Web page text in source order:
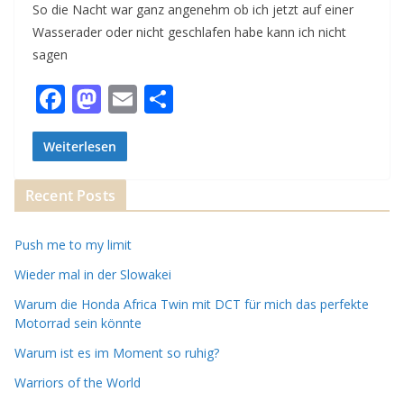
So die Nacht war ganz angenehm ob ich jetzt auf einer
Wasserader oder nicht geschlafen habe kann ich nicht
sagen
F
ac
e
b
o
o
k
M
as
to
d
o
n
E
Weiterlesen
Recent Posts
Push me to my limit
Wieder mal in der Slowakei
Warum die Honda Africa Twin mit DCT für mich das perfekte
Motorrad sein könnte
Warum ist es im Moment so ruhig?
Warriors of the World